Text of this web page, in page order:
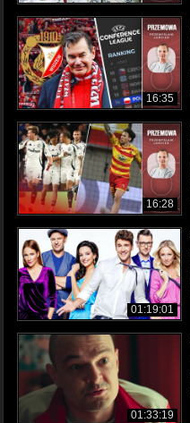
16:35
16:28
01:19:01
01:33:19